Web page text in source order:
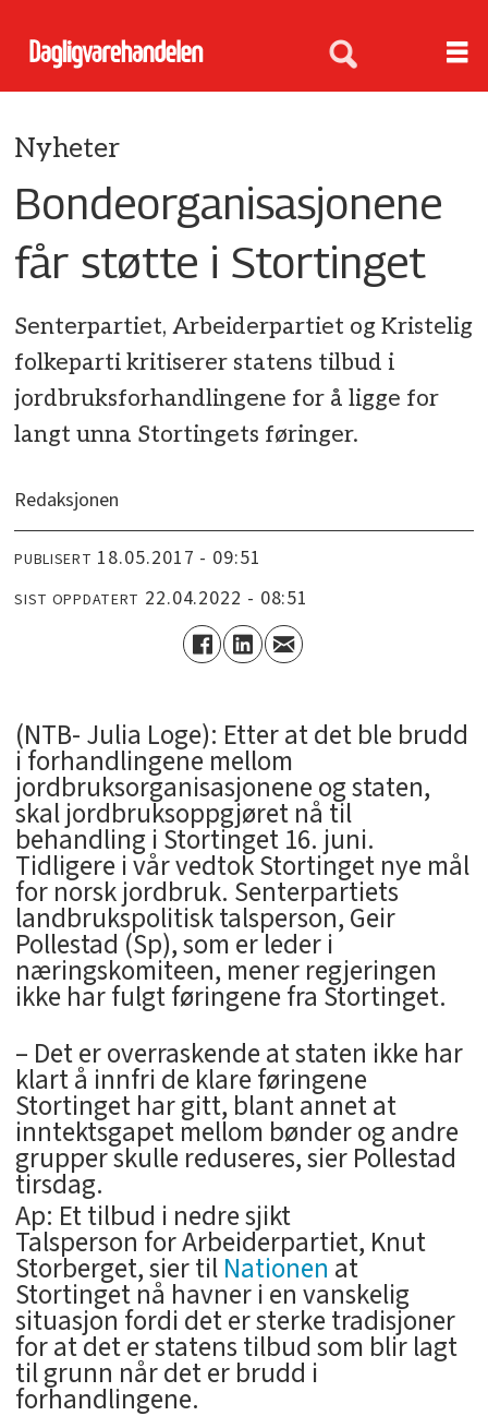
Nyheter
Bondeorganisasjonene
får støtte i Stortinget
Senterpartiet, Arbeiderpartiet og Kristelig
folkeparti kritiserer statens tilbud i
jordbruksforhandlingene for å ligge for
langt unna Stortingets føringer.
Redaksjonen
PUBLISERT 18.05.2017 - 09:51
SIST OPPDATERT 22.04.2022 - 08:51
(NTB- Julia Loge): Etter at det ble brudd
i forhandlingene mellom
jordbruksorganisasjonene og staten,
skal jordbruksoppgjøret nå til
behandling i Stortinget 16. juni.
Tidligere i vår vedtok Stortinget nye mål
for norsk jordbruk. Senterpartiets
landbrukspolitisk talsperson, Geir
Pollestad (Sp), som er leder i
næringskomiteen, mener regjeringen
ikke har fulgt føringene fra Stortinget.
– Det er overraskende at staten ikke har
klart å innfri de klare føringene
Stortinget har gitt, blant annet at
inntektsgapet mellom bønder og andre
grupper skulle reduseres, sier Pollestad
tirsdag.
Ap: Et tilbud i nedre sjikt
Talsperson for Arbeiderpartiet, Knut
Storberget, sier tilNationen at
Stortinget nå havner i en vanskelig
situasjon fordi det er sterke tradisjoner
for at det er statens tilbud som blir lagt
til grunn når det er brudd i
forhandlingene.